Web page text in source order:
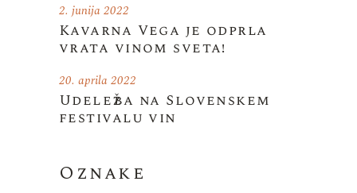
Kavarna Vega je odprla
vrata vinom sveta!
2. junija 2022
Udeležba na Slovenskem
festivalu vin
20. aprila 2022
Oznake